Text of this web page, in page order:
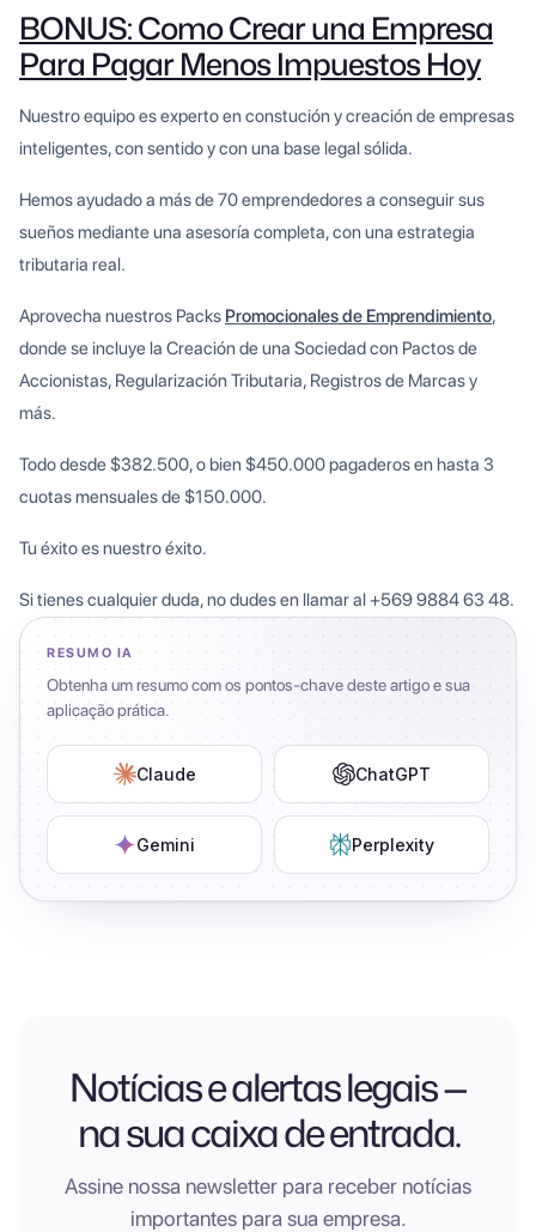
BONUS: Como Crear una Empresa
Para Pagar Menos Impuestos Hoy
Nuestro equipo es experto en constución y creación de empresas
inteligentes, con sentido y con una base legal sólida.
Hemos ayudado a más de 70 emprendedores a conseguir sus
sueños mediante una asesoría completa, con una estrategia
tributaria real.
Aprovecha nuestros Packs Promocionales de Emprendimiento,
donde se incluye la Creación de una Sociedad con Pactos de
Accionistas, Regularización Tributaria, Registros de Marcas y
más.
Todo desde $382.500, o bien $450.000 pagaderos en hasta 3
cuotas mensuales de $150.000.
Tu éxito es nuestro éxito.
Si tienes cualquier duda, no dudes en llamar al +569 9884 63 48.
RESUMO IA
Obtenha um resumo com os pontos-chave deste artigo e sua
aplicação prática.
Claude ChatGPT
Gemini Perplexity
Notícias e alertas legais —
na sua caixa de entrada.
Assine nossa newsletter para receber notícias
importantes para sua empresa.